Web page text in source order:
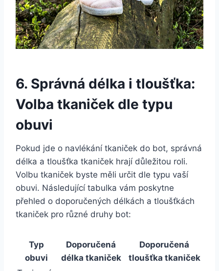
6. Správná délka i ‌tloušťka:
Volba tkaniček dle ‌typu‍
obuvi
Pokud jde​ o navlékání tkaniček ‌do‌ bot, správná
délka a ‍tloušťka ⁣tkaniček hrají důležitou roli.‌
Volbu​ tkaniček ⁣byste měli určit dle typu vaší
obuvi. Následující‍ tabulka vám‍ poskytne⁣
přehled o⁢ doporučených délkách a tloušťkách
⁢tkaniček pro různé druhy bot:
Typ
obuvi
Doporučená
délka tkaniček
Doporučená⁣
tloušťka tkaniček